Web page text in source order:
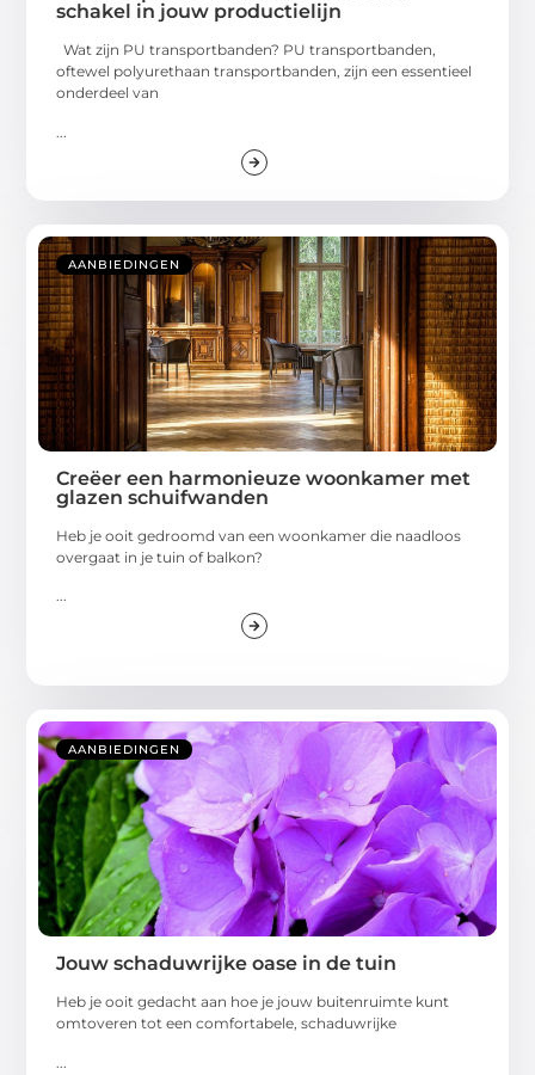
schakel in jouw productielijn
Wat zijn PU transportbanden? PU transportbanden,
oftewel polyurethaan transportbanden, zijn een essentieel
onderdeel van
AANBIEDINGEN
Creëer een harmonieuze woonkamer met
glazen schuifwanden
Heb je ooit gedroomd van een woonkamer die naadloos
overgaat in je tuin of balkon?
...
AANBIEDINGEN
Jouw schaduwrijke oase in de tuin
Heb je ooit gedacht aan hoe je jouw buitenruimte kunt
omtoveren tot een comfortabele, schaduwrijke